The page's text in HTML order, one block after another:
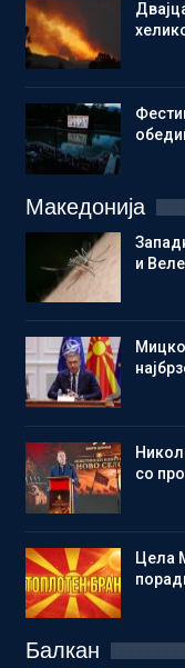
Македонија
и
со
Цела
Балкан